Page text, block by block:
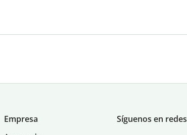
Empresa
Síguenos en